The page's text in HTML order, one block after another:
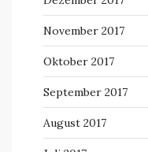
November 2017
Oktober 2017
September 2017
August 2017